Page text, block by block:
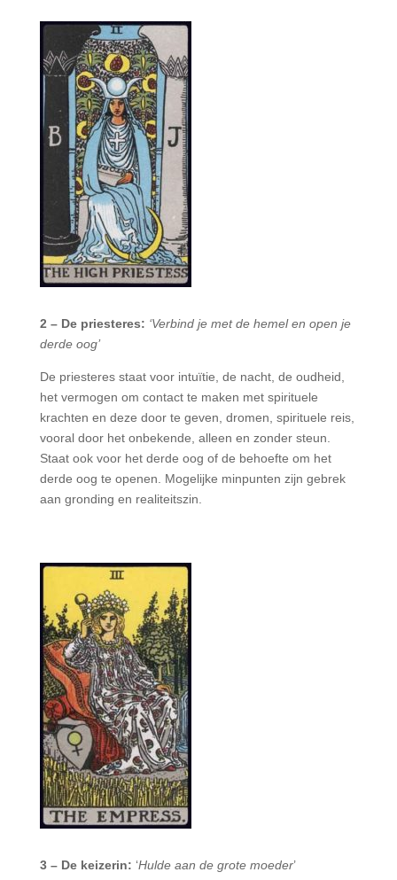
2 – De priesteres: ‘Verbind je met de hemel en open je
derde oog​’
De priesteres staat voor intuïtie, de nacht, de oudheid,
het vermogen om contact te maken met spirituele
krachten en deze door te geven, dromen, spirituele reis,
vooral door het onbekende, alleen en zonder steun.
Staat ook voor het derde oog of de behoefte om het
derde oog te openen. Mogelijke minpunten zijn gebrek
aan gronding en realiteitszin.
3 – De keizerin: ‘Hulde aan de grote moeder’